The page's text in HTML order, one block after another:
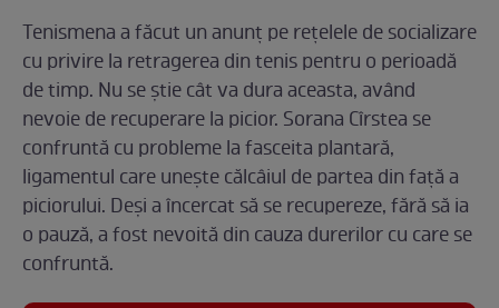
Tenismena a făcut un anunț pe rețelele de socializare
cu privire la retragerea din tenis pentru o perioadă
de timp. Nu se știe cât va dura aceasta, având
nevoie de recuperare la picior. Sorana Cîrstea se
confruntă cu probleme la fasceita plantară,
ligamentul care unește călcâiul de partea din față a
piciorului. Deși a încercat să se recupereze, fără să ia
o pauză, a fost nevoită din cauza durerilor cu care se
confruntă.